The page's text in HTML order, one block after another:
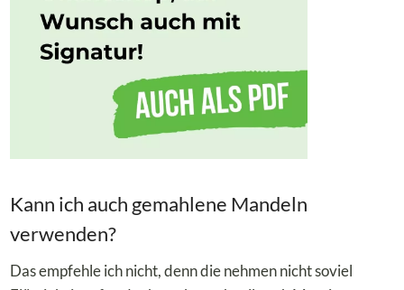
Kann ich auch gemahlene Mandeln
verwenden?
Das empfehle ich nicht, denn die nehmen nicht soviel